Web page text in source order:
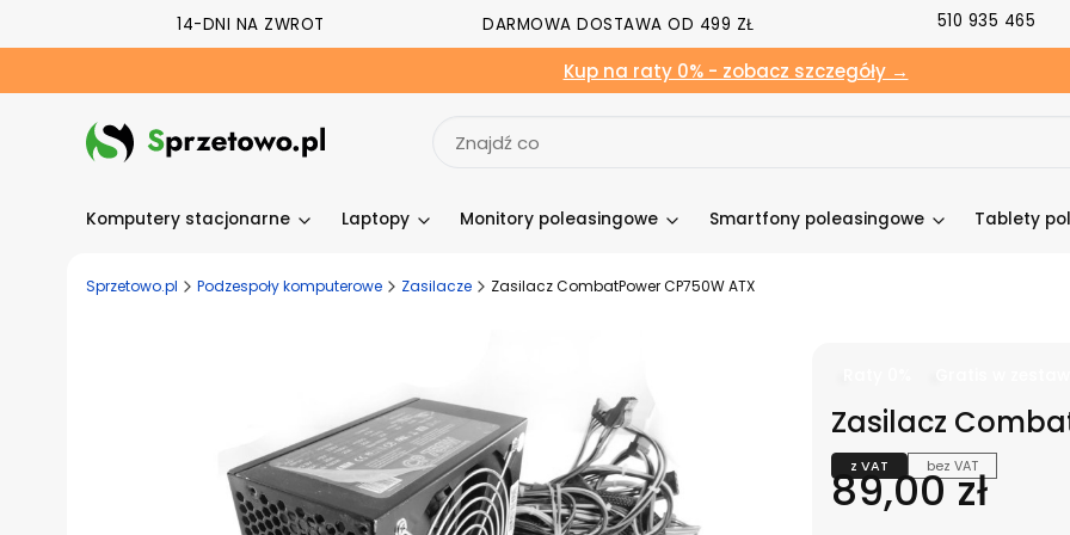
14-DNI NA ZWROT DARMOWA DOSTAWA OD 499 ZŁ 510 935 465
Kup na raty 0% - zobacz szczegóły →
Komputery stacjonarne Laptopy Monitory poleasingowe Smartfony poleasingowe Tablety
Sprzetowo.pl Podzespoły komputerowe Zasilacze Zasilacz CombatPower CP750W ATX
Zasilacz
z VAT bez VAT
Cena
89,00 zł